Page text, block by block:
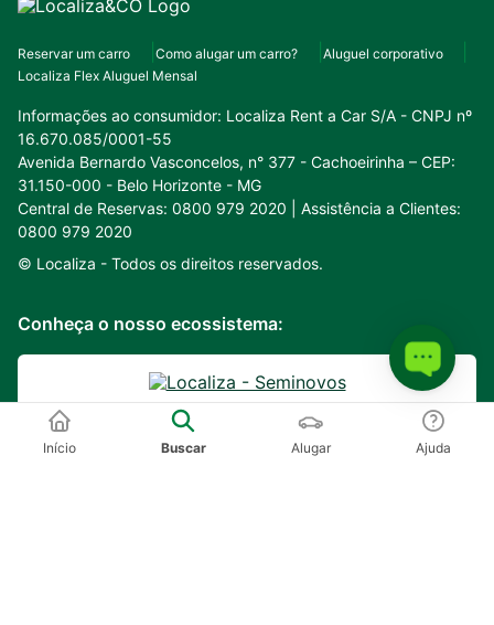
Reservar um carro Como alugar um carro?
Aluguel corporativo
Localiza Flex Aluguel Mensal
Informações ao consumidor: Localiza Rent a Car S/A - CNPJ nº
16.670.085/0001-55
Avenida Bernardo Vasconcelos, n° 377 - Cachoeirinha – CEP:
31.150-000 - Belo Horizonte - MG
Central de Reservas: 0800 979 2020 | Assistência a Clientes:
0800 979 2020
© Localiza - Todos os direitos reservados.
Conheça o nosso ecossistema:
Início Buscar Alugar Ajuda